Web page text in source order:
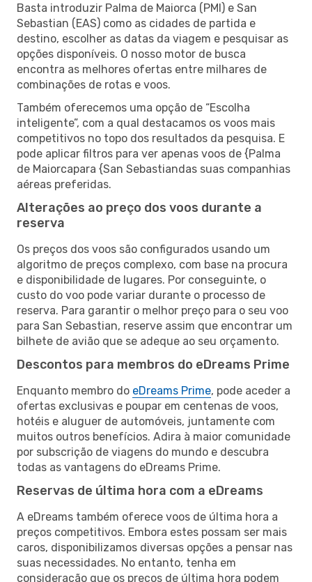
Basta introduzir Palma de Maiorca (PMI) e San
Sebastian (EAS) como as cidades de partida e
destino, escolher as datas da viagem e pesquisar as
opções disponíveis. O nosso motor de busca
encontra as melhores ofertas entre milhares de
combinações de rotas e voos.
Também oferecemos uma opção de “Escolha
inteligente”, com a qual destacamos os voos mais
competitivos no topo dos resultados da pesquisa. E
pode aplicar filtros para ver apenas voos de {Palma
de Maiorcapara {San Sebastiandas suas companhias
aéreas preferidas.
Alterações ao preço dos voos durante a
reserva
Os preços dos voos são configurados usando um
algoritmo de preços complexo, com base na procura
e disponibilidade de lugares. Por conseguinte, o
custo do voo pode variar durante o processo de
reserva. Para garantir o melhor preço para o seu voo
para San Sebastian, reserve assim que encontrar um
bilhete de avião que se adeque ao seu orçamento.
Descontos para membros do eDreams Prime
Enquanto membro do eDreams Prime, pode aceder a
ofertas exclusivas e poupar em centenas de voos,
hotéis e aluguer de automóveis, juntamente com
muitos outros benefícios. Adira à maior comunidade
por subscrição de viagens do mundo e descubra
todas as vantagens do eDreams Prime.
Reservas de última hora com a eDreams
A eDreams também oferece voos de última hora a
preços competitivos. Embora estes possam ser mais
caros, disponibilizamos diversas opções a pensar nas
suas necessidades. No entanto, tenha em
consideração que os preços de última hora podem